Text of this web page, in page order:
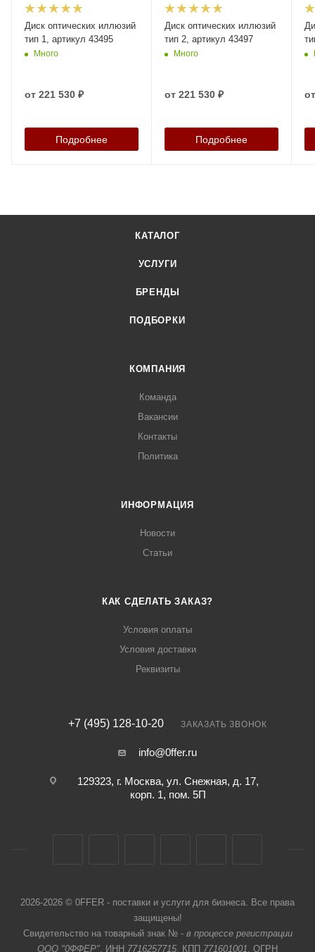
Диск оптических иллюзий
тип 1, артикул 43495
Много
от 221 530 ₽
Подробнее
Диск оптических иллюзий
тип 2, артикул 43497
Много
от 221 530 ₽
Подробнее
КАТАЛОГ
УСЛУГИ
БРЕНДЫ
ПОДБОРКИ
КОМПАНИЯ
Команда
Вакансии
Контакты
Политика
ИНФОРМАЦИЯ
Новости
Статьи
КАК СДЕЛАТЬ ЗАКАЗ?
Условия оплаты
Условия доставки
Реквизиты
+7 (495) 128-10-20 ЗАКАЗАТЬ ЗВОНОК
info@0ffer.ru
129323, г. Москва, ул. Снежная, д. 17,
корп. 1, пом. 5П
2026-2026 © 0FFER - поставки и услуги для бизнеса. Все права
защищены!
Свидетельство на товарный знак № - в процессе регистрации
ООО "0ФФЕР", ИНН 7716257715, КПП 771601001, ОГРН